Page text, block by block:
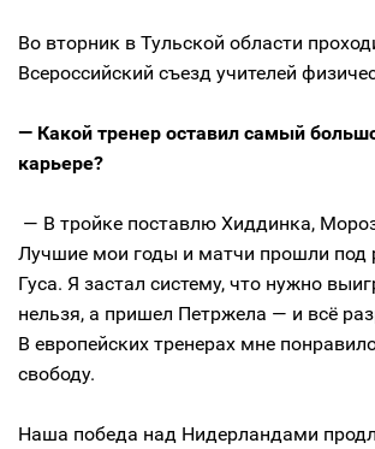
Во вторник в Тульской области
Всероссийский съезд учителей
— Какой тренер оставил самый
карьере?
— В тройке поставлю Хиддинка,
Лучшие мои годы и матчи прошли под
Гуса. Я застал систему, что нужно
нельзя, а пришел Петржела — и всё
В европейских тренерах мне
свободу.
Наша победа над Нидерландами